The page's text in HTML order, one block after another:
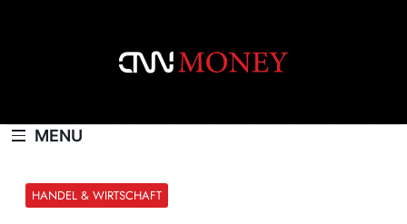
MENU
HANDEL & WIRTSCHAFT